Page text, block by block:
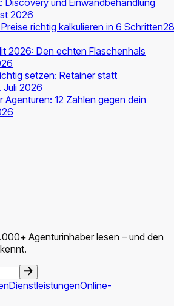
2026
richtig kalkulieren in 6 Schritten
2026: Den echten Flaschenhals
setzen: Retainer statt
Juli 2026
Agenturen: 12 Zahlen gegen dein
Agenturinhaber lesen – und den
DienstleistungenOnline-